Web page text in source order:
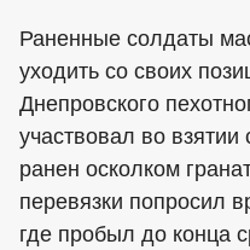
Раненные солдаты
уходить со своих
Днепровского
участвовал во
ранен осколком
перевязки попросил
где пробыл до конца